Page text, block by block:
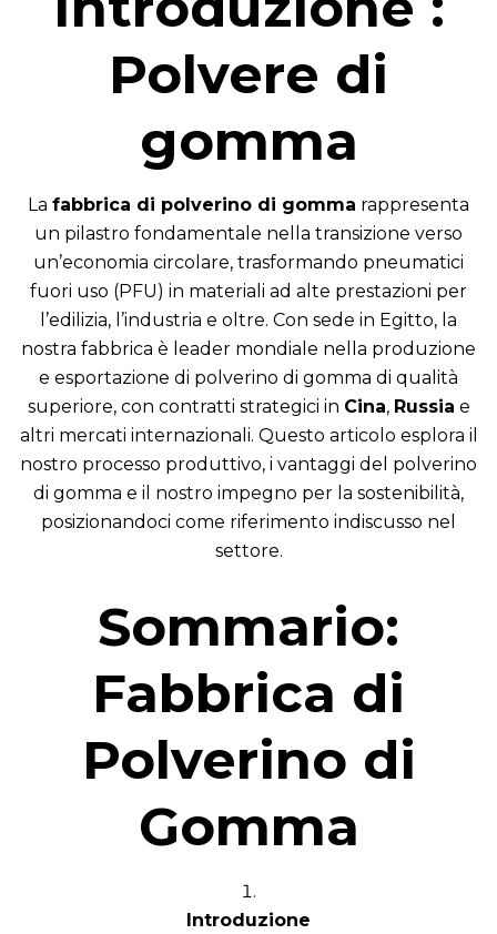
Polvere di
gomma
La fabbrica di polverino di gomma rappresenta
un pilastro fondamentale nella transizione verso
un’economia circolare, trasformando pneumatici
fuori uso (PFU) in materiali ad alte prestazioni per
l’edilizia, l’industria e oltre. Con sede in Egitto, la
nostra fabbrica è leader mondiale nella produzione
e esportazione di polverino di gomma di qualità
superiore, con contratti strategici in Cina, Russia e
altri mercati internazionali. Questo articolo esplora il
nostro processo produttivo, i vantaggi del polverino
di gomma e il nostro impegno per la sostenibilità,
posizionandoci come riferimento indiscusso nel
settore.
Sommario:
Fabbrica di
Polverino di
Gomma
Introduzione